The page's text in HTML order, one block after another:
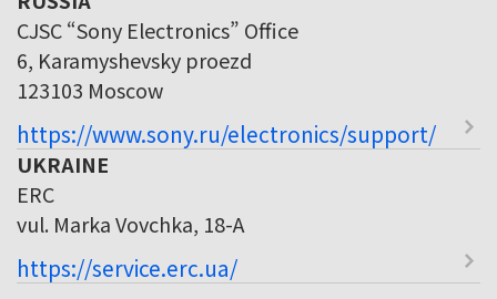
CJSC “Sony Electronics” Office
6, Karamyshevsky proezd
123103 Moscow
https://www.sony.ru/electronics/support/
UKRAINE
ERC
vul. Marka Vovchka, 18-A
https://service.erc.ua/